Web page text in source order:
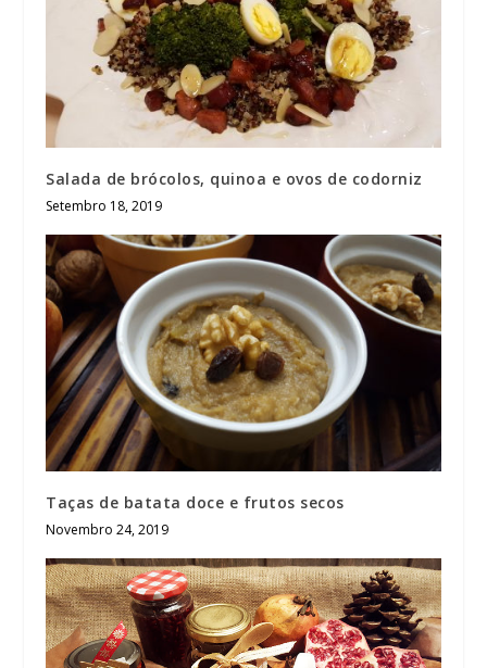
Salada de brócolos, quinoa e ovos de codorniz
Setembro 18, 2019
Taças de batata doce e frutos secos
Novembro 24, 2019